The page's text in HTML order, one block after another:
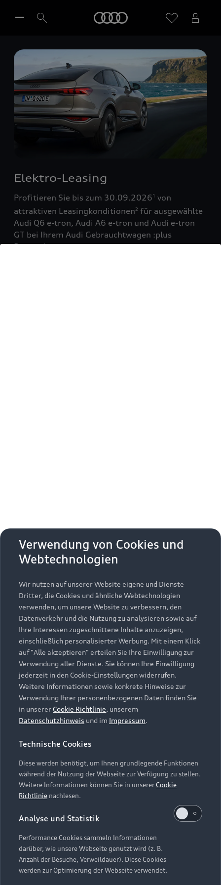
Händler wählen
Elektro-Leasing
Profitieren Sie bis zum 30.09.20261 von
attraktiven Leasingkonditionen2 für ausgewählte
Audi Q6 e-tron, Audi A6 e-tron und Audi e-tron
GT bei Ihrem Audi Gebrauchtwagen :plus
Partner!
Zurück nach oben
Modelle
Alle Modelle
Modelle vergleichen
Elektromodelle
Plug-in-Hybride
Kaufen & leasen
Neuwagensuche
Gebrauchtwagensuche
Gebrauchtwagen
Finanzierung
Aktionen & Angebote
Geschäftskunden
Service & Zubehör
Saisonale Angebote
Audi Services
Garantie
Audi digital services
myAudi
Support
Kundenservice
Händlersuche
Audi Code
Online-Terminvereinbarung
Servicekontakt
Vertrag widerrufen
Über Audi
Unternehmen
Karriere
Investor Relations
Presse & Media Center
Datenschutz
Audi erleben
Newsletter
Impressum Rechtliches
Hinweisgebersystem
Datenschutzinformation
Cookie-Einstellungen
Cookie-Richtlinie
Barrierefreiheit
Hinweis: Die aktuelle Darstellung und Anordnung der
Embleme am Fahrzeug bei allen Abbildungen auf dieser
Webseite kann abweichen.
Verwendung von Cookies und
Webtechnologien
Wir nutzen auf unserer Website eigene und Dienste
Dritter, die Cookies und ähnliche Webtechnologien
verwenden, um unsere Website zu verbessern, den
Datenverkehr und die Nutzung zu analysieren sowie auf
Ihre Interessen zugeschnittene Inhalte anzuzeigen,
einschließlich personalisierter Werbung. Mit einem Klick
auf "Alle akzeptieren" erteilen Sie Ihre Einwilligung zur
Verwendung aller Dienste. Sie können Ihre Einwilligung
jederzeit in den Cookie-Einstellungen widerrufen.
Weitere Informationen sowie konkrete Hinweise zur
Verwendung Ihrer personenbezogenen Daten finden Sie
in unserer Cookie Richtlinie, unserem
Datenschutzhinweis und im Impressum.
Technische Cookies
Diese werden benötigt, um Ihnen grundlegende Funktionen
während der Nutzung der Webseite zur Verfügung zu stellen.
Weitere Informationen können Sie in unsererCookie
Richtlinie nachlesen.
Analyse und Statistik
Performance Cookies sammeln Informationen
darüber, wie unsere Webseite genutzt wird (z. B.
Anzahl der Besuche, Verweildauer). Diese Cookies
werden zur Optimierung der Webseite verwendet.